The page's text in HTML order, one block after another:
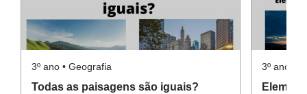
3º ano • Geografia
Todas as paisagens são iguais?
3º ano •